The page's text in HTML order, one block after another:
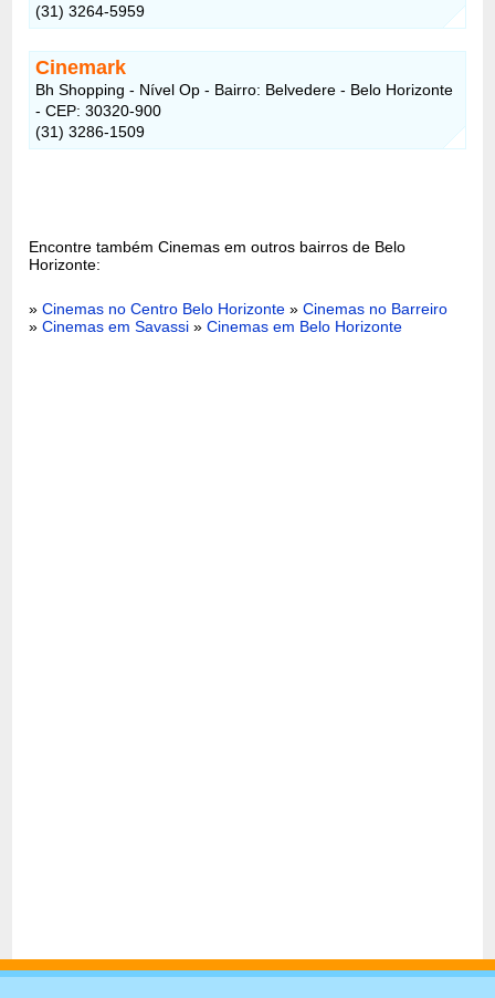
(31) 3264-5959
Cinemark
Bh Shopping - Nível Op - Bairro: Belvedere - Belo Horizonte
- CEP: 30320-900
(31) 3286-1509
Encontre também Cinemas em outros bairros de Belo
Horizonte:
»Cinemas no Centro Belo Horizonte »Cinemas no Barreiro
»Cinemas em Savassi »Cinemas em Belo Horizonte